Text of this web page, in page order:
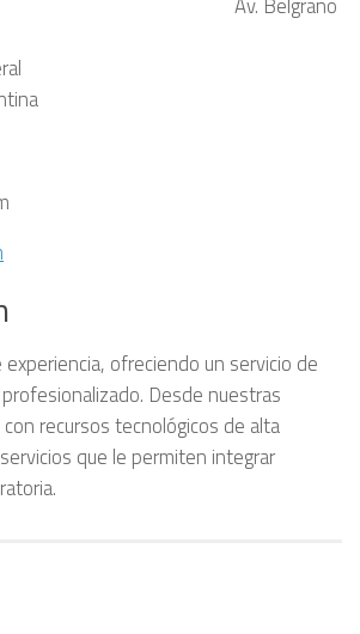
ofreciendo un servicio de
Desde nuestras
recursos tecnológicos de alta
que le permiten integrar